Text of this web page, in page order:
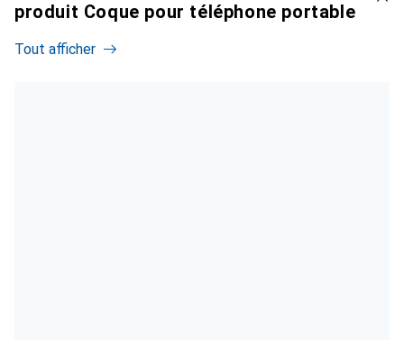
produit Coque pour téléphone portable
Tout afficher